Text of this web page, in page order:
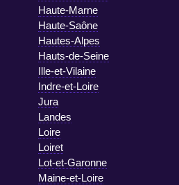
Haute-Marne
Haute-Saône
Hautes-Alpes
Hauts-de-Seine
Ille-et-Vilaine
Indre-et-Loire
Jura
Landes
Loire
Loiret
Lot-et-Garonne
Maine-et-Loire